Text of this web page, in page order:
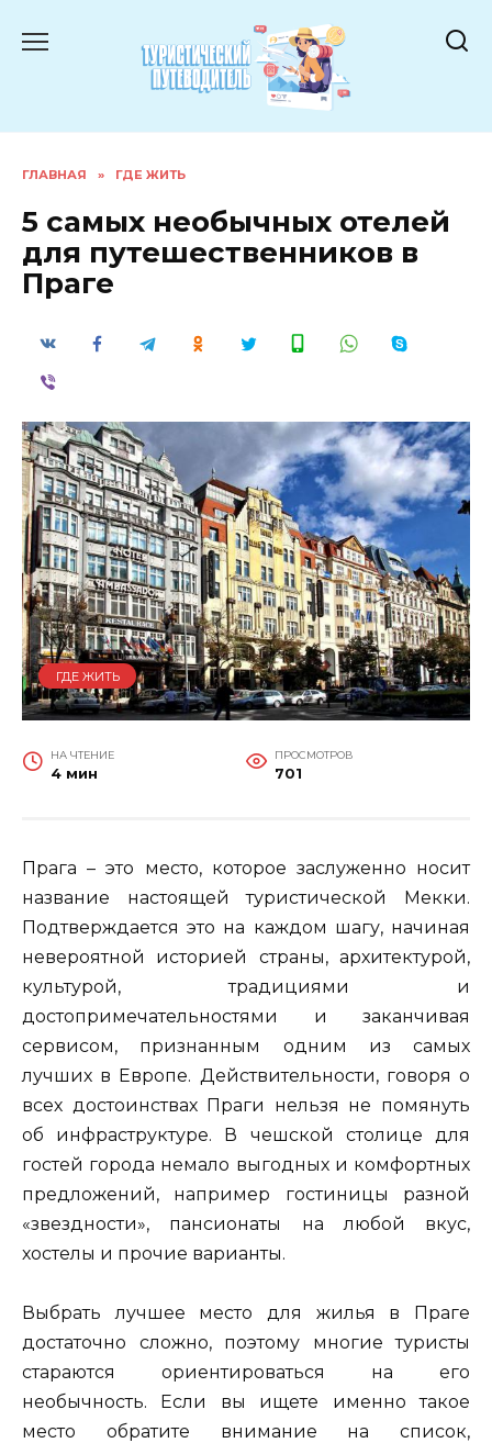
ГЛАВНАЯ » ГДЕ ЖИТЬ
5 самых необычных отелей
для путешественников в
Праге
ГДЕ ЖИТЬ
НА ЧТЕНИЕ
4 мин
ПРОСМОТРОВ
701
Прага – это место, которое заслуженно носит
название настоящей туристической Мекки.
Подтверждается это на каждом шагу, начиная
невероятной историей страны, архитектурой,
культурой, традициями и
достопримечательностями и заканчивая
сервисом, признанным одним из самых
лучших в Европе. Действительности, говоря о
всех достоинствах Праги нельзя не помянуть
об инфраструктуре. В чешской столице для
гостей города немало выгодных и комфортных
предложений, например гостиницы разной
«звездности», пансионаты на любой вкус,
хостелы и прочие варианты.
Выбрать лучшее место для жилья в Праге
достаточно сложно, поэтому многие туристы
стараются ориентироваться на его
необычность. Если вы ищете именно такое
место обратите внимание на список,